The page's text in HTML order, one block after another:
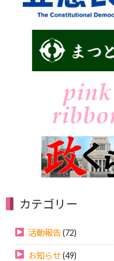
カテゴリー
活動報告(72)
お知らせ(49)